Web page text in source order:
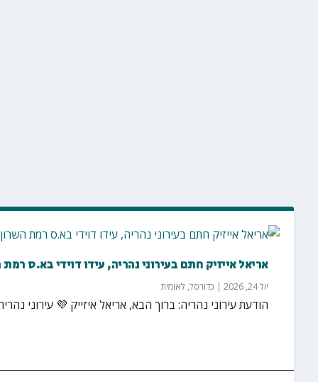
אריאל אייזיק חתם בעירוני נהריה, עידו דוידי בא.ס
יול 24, 2026 | כדורסל, לאומית
הודעת עירוני נהריה: ברוך הבא, אריאל איזייק 💜 עירוני